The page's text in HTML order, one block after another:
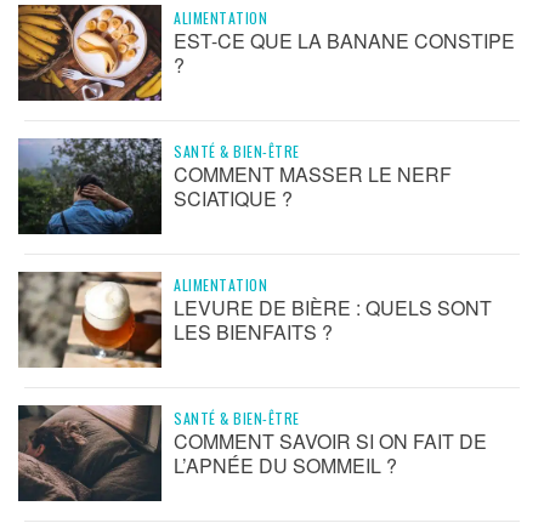
ALIMENTATION
EST-CE QUE LA BANANE CONSTIPE
?
SANTÉ & BIEN-ÊTRE
COMMENT MASSER LE NERF
SCIATIQUE ?
ALIMENTATION
LEVURE DE BIÈRE : QUELS SONT
LES BIENFAITS ?
SANTÉ & BIEN-ÊTRE
COMMENT SAVOIR SI ON FAIT DE
L’APNÉE DU SOMMEIL ?